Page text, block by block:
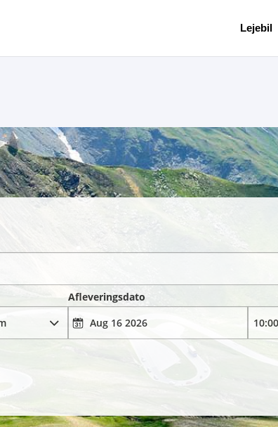
Lejebil
Afleveringsdato